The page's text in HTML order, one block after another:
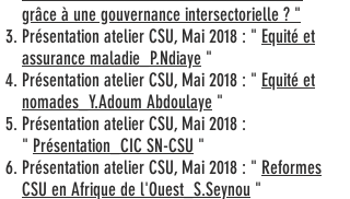
grâce à une gouvernance intersectorielle ? "
Présentation atelier CSU, Mai 2018 : " Equité et
assurance maladie_P.Ndiaye "
Présentation atelier CSU, Mai 2018 : " Equité et
nomades_Y.Adoum Abdoulaye "
Présentation atelier CSU, Mai 2018 :
" Présentation_CIC SN-CSU "
Présentation atelier CSU, Mai 2018 : " Reformes
CSU en Afrique de l'Ouest_S.Seynou "